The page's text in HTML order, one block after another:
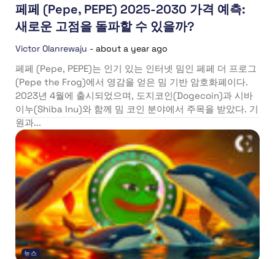
페페 (Pepe, PEPE) 2025-2030 가격 예측:
새로운 고점을 돌파할 수 있을까?
Victor Olanrewaju - about a year ago
페페 (Pepe, PEPE)는 인기 있는 인터넷 밈인 페페 더 프로그
(Pepe the Frog)에서 영감을 얻은 밈 기반 암호화폐이다.
2023년 4월에 출시되었으며, 도지코인(Dogecoin)과 시바
이누(Shiba Inu)와 함께 밈 코인 분야에서 주목을 받았다. 기
원과...
뉴스